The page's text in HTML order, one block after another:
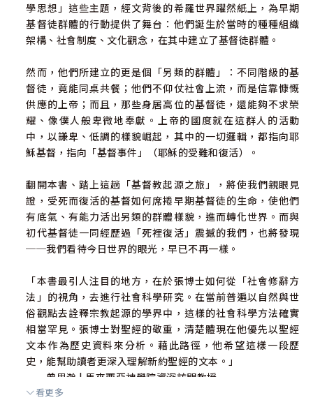
學思想」這些主題，經文背後的希羅世界躍然紙上，為早期
基督徒群體的行動提供了舞台：他們誕生於當時的種種組織
架構、社會制度、文化觀念，在其中建立了基督徒群體。
然而，他們所建立的更是個「另類的群體」：不同階級的基
督徒，竟能同桌共餐；他們不仰仗社會上流，而是信靠慷慨
供應的上帝；而且，那些身居高位的基督徒，還能夠不求榮
耀、像僕人般卑微地奉獻。上帝的國度就在這群人的活動
中，以謙卑、低調的樣貌崛起，其中的一切邏輯，都指向耶
穌基督，指向「基督事件」（耶穌的受難和復活）。
翻開本書、踏上這趟「基督教起源之旅」，將使我們親眼見
證，受死而復活的基督如何席捲早期基督徒的生命，使他們
有底氣、有能力活出另類的群體樣貌，進而轉化世界。而與
初代基督徒一同經歷過「死裡復活」震撼的我們，也將發現
──我們看待今日世界的眼光，早已不再一樣。
「本書最引人注目的地方，在於張博士如何從「社會修辭方
法」的視角，去進行社會科學研究。在當前普遍以自然與世
俗觀點去詮釋宗教起源的學界中，這樣的社會科學方法確實
相當罕見。張博士對聖經的敬重，清楚體現在他優先以聖經
文本作為歷史資料來分析。藉此路徑，他希望這樣一段歷
史，能幫助讀者更深入理解新約聖經的文本。」
──曾思瀚 | 馬來西亞神學院資深訪問教授
看更多